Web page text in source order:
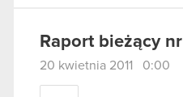
Raport bieżący
20 kwietnia 2011 0:00